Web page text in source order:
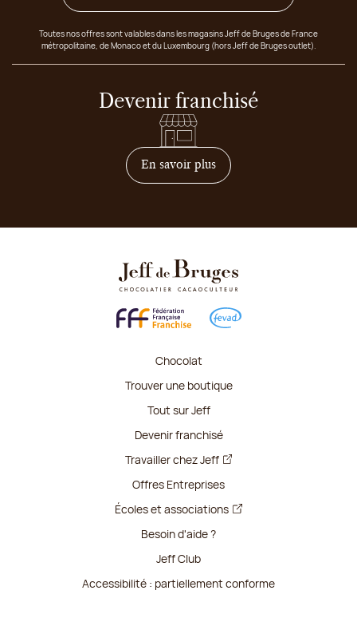
Toutes nos offres sont valables dans les magasins Jeff de Bruges de France
métropolitaine, de Monaco et du Luxembourg (hors Jeff de Bruges outlet).
Devenir franchisé
En savoir plussur comment devenir
Chocolat
Trouver une boutique
Tout sur Jeff
Devenir franchisé
Travailler chez Jeff
Offres Entreprises
Écoles et associations
Besoin d'aide ?
Jeff Club
Accessibilité : partiellement conforme